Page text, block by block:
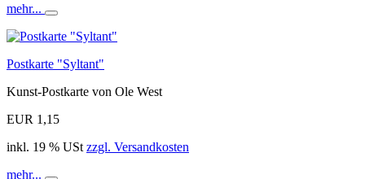
mehr...
In
den
Warenkorb
Postkarte "Syltant"
Kunst-Postkarte von Ole West
EUR 1,15
inkl. 19 % USt zzgl. Versandkosten
mehr...